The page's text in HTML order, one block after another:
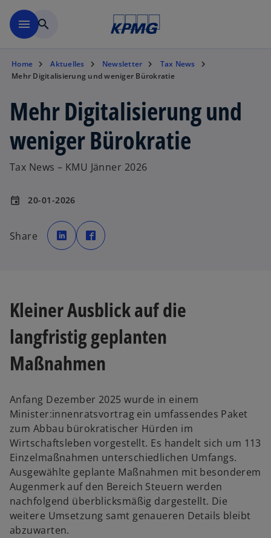
menu search
Home Aktuelles Newsletter
Tax News
Mehr Digitalisierung und weniger Bürokratie
Mehr Digitalisierung und
weniger Bürokratie
Tax News – KMU Jänner 2026
event 20-01-2026
Share
w
i
r
d
e
u
n
R
e
i
s
k
a
r
t
e
g
e
ö
f
f
n
e
t
i
r
n
u
n
R
e
i
s
k
a
r
t
e
g
e
ö
f
f
n
e
t
Kleiner Ausblick auf die
langfristig geplanten
Maßnahmen
Anfang Dezember 2025 wurde in einem
Minister:innenratsvortrag ein umfassendes Paket
zum Abbau bürokratischer Hürden im
Wirtschaftsleben vorgestellt. Es handelt sich um 113
Einzelmaßnahmen unterschiedlichen Umfangs.
Ausgewählte geplante Maßnahmen mit besonderem
Augenmerk auf den Bereich Steuern werden
nachfolgend überblicksmäßig dargestellt. Die
weitere Umsetzung samt genaueren Details bleibt
abzuwarten.